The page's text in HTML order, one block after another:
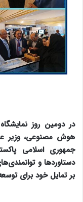
در دومین روز
هوش مصنوعی، وزیر
جمهوری اسلامی
دستاوردها و
بر تمایل خود برای